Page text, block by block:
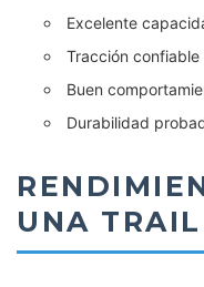
Excelente
Tracción
Buen
Durabilidad
UNA